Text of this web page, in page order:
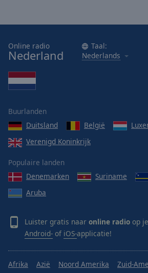
Online radio
Nederland
Taal:
Nederlands
Buurlanden
Duitsland
België
Verenigd Koninkrijk
Populaire landen
Denemarken
Suriname
Aruba
Luister gratis naar online radio op
Android- of iOS-applicatie!
Afrika Azië Noord Amerika Zuid-